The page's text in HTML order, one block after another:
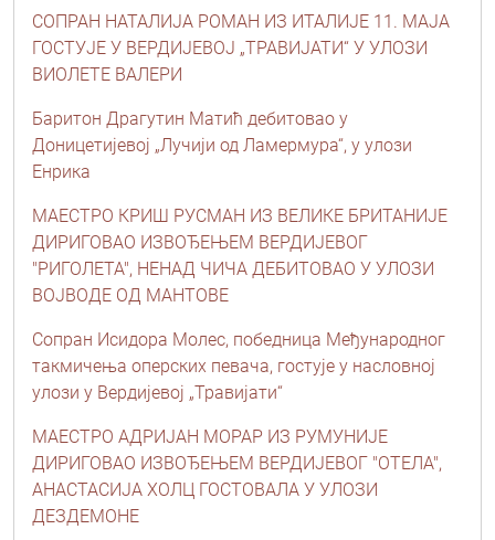
СОПРАН НАТАЛИЈА РОМАН ИЗ ИТАЛИЈЕ 11. МАЈА
ГОСТУЈЕ У ВЕРДИЈЕВОЈ „ТРАВИЈАТИ“ У УЛОЗИ
ВИОЛЕТЕ ВАЛЕРИ
Баритон Драгутин Матић дебитовао у
Доницетијевој „Лучији од Ламермура“, у улози
Енрика
МАЕСТРО КРИШ РУСМАН ИЗ ВЕЛИКЕ БРИТАНИЈЕ
ДИРИГОВАО ИЗВОЂЕЊЕМ ВЕРДИЈЕВОГ
"РИГОЛЕТА", НЕНАД ЧИЧА ДЕБИТОВАО У УЛОЗИ
ВОЈВОДЕ ОД МАНТОВЕ
Сопран Исидора Молес, победница Међународног
такмичења оперских певача, гостује у насловној
улози у Вердијевој „Травијати“
МАЕСТРО АДРИЈАН МОРАР ИЗ РУМУНИЈЕ
ДИРИГОВАО ИЗВОЂЕЊЕМ ВЕРДИЈЕВОГ "ОТЕЛА",
АНАСТАСИЈА ХОЛЦ ГОСТОВАЛА У УЛОЗИ
ДЕЗДЕМОНЕ